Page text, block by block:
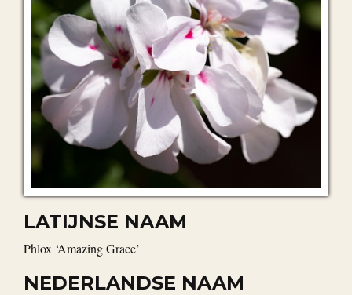
LATIJNSE NAAM
Phlox ‘Amazing Grace’
NEDERLANDSE NAAM